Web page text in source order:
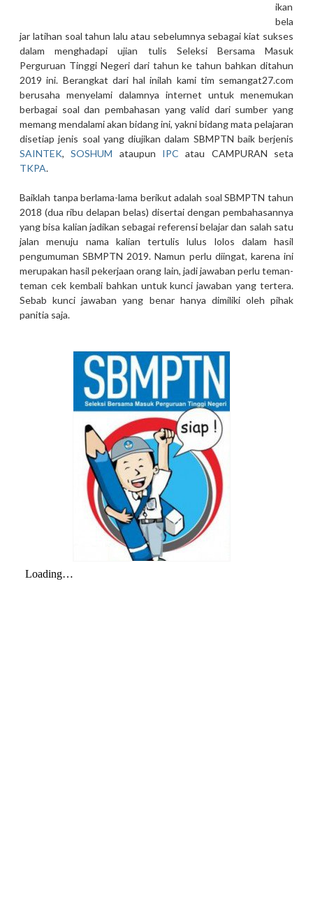
ikan
bela
jar latihan soal tahun lalu atau sebelumnya sebagai kiat sukses
dalam menghadapi ujian tulis Seleksi Bersama Masuk
Perguruan Tinggi Negeri dari tahun ke tahun bahkan ditahun
2019 ini. Berangkat dari hal inilah kami tim semangat27.com
berusaha menyelami dalamnya internet untuk menemukan
berbagai soal dan pembahasan yang valid dari sumber yang
memang mendalami akan bidang ini, yakni bidang mata pelajaran
disetiap jenis soal yang diujikan dalam SBMPTN baik berjenis
SAINTEK,SOSHUM ataupun IPC atau CAMPURAN seta
TKPA.
Baiklah tanpa berlama-lama berikut adalah soal SBMPTN tahun
2018 (dua ribu delapan belas) disertai dengan pembahasannya
yang bisa kalian jadikan sebagai referensi belajar dan salah satu
jalan menuju nama kalian tertulis lulus lolos dalam hasil
pengumuman SBMPTN 2019. Namun perlu diingat, karena ini
merupakan hasil pekerjaan orang lain, jadi jawaban perlu teman-
teman cek kembali bahkan untuk kunci jawaban yang tertera.
Sebab kunci jawaban yang benar hanya dimiliki oleh pihak
panitia saja.